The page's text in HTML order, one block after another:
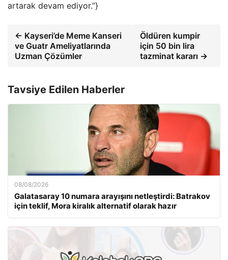
artarak devam ediyor.”}
← Kayseri’de Meme Kanseri
ve Guatr Ameliyatlarında
Uzman Çözümler
Öldüren kumpir
için 50 bin lira
tazminat kararı →
Tavsiye Edilen Haberler
08/08/2026
Galatasaray 10 numara arayışını netleştirdi: Batrakov
için teklif, Mora kiralık alternatif olarak hazır